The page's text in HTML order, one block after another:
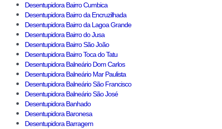
Desentupidora Bairro Cumbica
Desentupidora Bairro da Encruzilhada
Desentupidora Bairro da Lagoa Grande
Desentupidora Bairro do Jusa
Desentupidora Bairro São João
Desentupidora Bairro Toca do Tatu
Desentupidora Balneário Dom Carlos
Desentupidora Balneário Mar Paulista
Desentupidora Balneário São Francisco
Desentupidora Balneário São José
Desentupidora Banhado
Desentupidora Baronesa
Desentupidora Barragem